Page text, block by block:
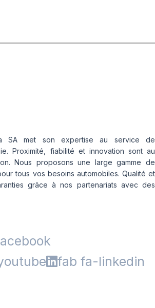
SA met son expertise au service de
Proximité, fiabilité et innovation sont au
Nous proposons une large gamme de
tous vos besoins automobiles. Qualité et
grâce à nos partenariats avec des
fab fa-linkedin